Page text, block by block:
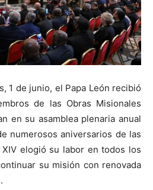
1 de junio, el Papa León recibió
de las Obras Misionales
en su asamblea plenaria anual
numerosos aniversarios de las
elogió su labor en todos los
su misión con renovada